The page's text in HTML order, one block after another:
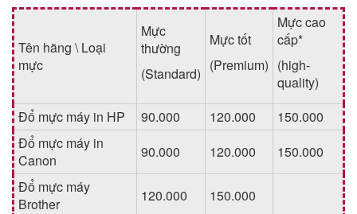
Tên hãng \ Loại
mực
Mực
thường
(Standard)
Mực tốt
(Premium)
Mực cao
cấp*
(high-
quality)
Đổ mực máy in HP
90.000 120.000
150.000
Đổ mực máy in
Canon
90.000 120.000
150.000
Đổ mực máy
Brother
120.000
150.000